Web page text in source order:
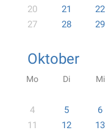
20
21 22
27
28 29
Oktober
Mo Di Mi
4
5 6
11
12 13